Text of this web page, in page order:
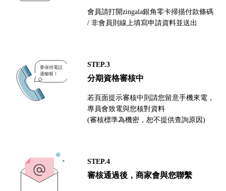
會員請打開zingala銀角零卡掃描付款條碼
/ 非會員則線上填寫申請資料並送出
STEP.3
分期資格審核中
若頁面提示審核中則請您留意手機來電，
專員會致電與您核對資料
(審核標準為機密，恕不提供查詢原因)
STEP.4
審核通過後，商家會與您聯繫